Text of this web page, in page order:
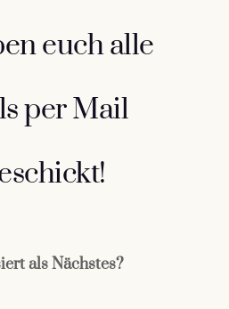
euch alle
per Mail
als Nächstes?